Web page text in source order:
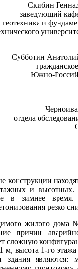
Скибин
заведующий
геотехника и
Субботин
Южно-
отдела
и
в зимнее
резко
жилого
причин
сложную
м, высота 1-го
являются: